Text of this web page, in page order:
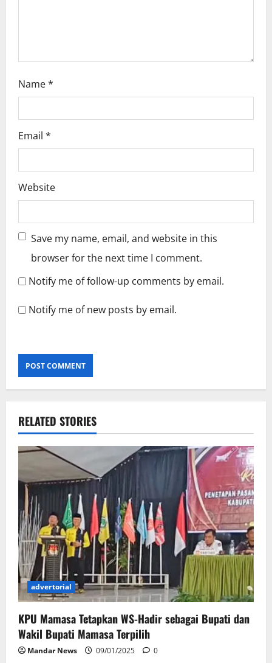
Name*
Email *
Website
Save my name, email, and website in this
browser for the next time I comment.
Notify me of follow-up comments by email.
Notify me of new posts by email.
RELATED STORIES
advertorial
KPU Mamasa Tetapkan WS-Hadir sebagai Bupati dan
Wakil Bupati Mamasa Terpilih
Mandar News 09/01/2025 0